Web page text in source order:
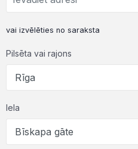
vai izvēlēties no saraksta
Pilsēta vai rajons
Iela